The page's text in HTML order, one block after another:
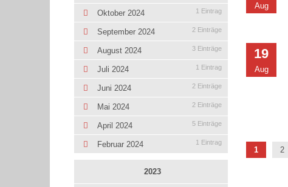
Aug
19
Aug
1 2
Oktober 2024 1 Eintrag
September 2024 2 Einträge
August 2024 3 Einträge
Juli 2024 1 Eintrag
Juni 2024 2 Einträge
Mai 2024 2 Einträge
April 2024 5 Einträge
Februar 2024 1 Eintrag
2023